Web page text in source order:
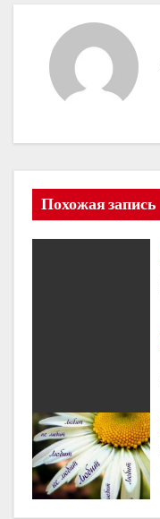
и
я
з
а
м
ц
я
п
и
с
я
Похожая запись